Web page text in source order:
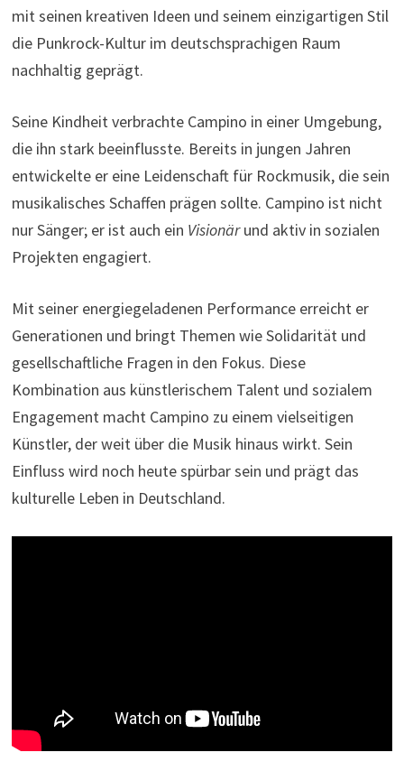
mit seinen kreativen Ideen und seinem einzigartigen Stil
die Punkrock-Kultur im deutschsprachigen Raum
nachhaltig geprägt.
Seine Kindheit verbrachte Campino in einer Umgebung,
die ihn stark beeinflusste. Bereits in jungen Jahren
entwickelte er eine Leidenschaft für Rockmusik, die sein
musikalisches Schaffen prägen sollte. Campino ist nicht
nur Sänger; er ist auch ein Visionärund aktiv in sozialen
Projekten engagiert.
Mit seiner energiegeladenen Performance erreicht er
Generationen und bringt Themen wie Solidarität und
gesellschaftliche Fragen in den Fokus. Diese
Kombination aus künstlerischem Talent und sozialem
Engagement macht Campino zu einem vielseitigen
Künstler, der weit über die Musik hinaus wirkt. Sein
Einfluss wird noch heute spürbar sein und prägt das
kulturelle Leben in Deutschland.